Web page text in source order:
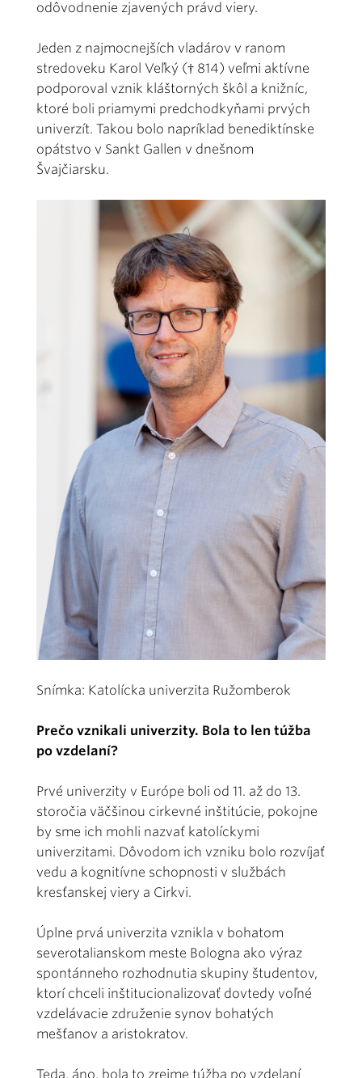
odôvodnenie zjavených právd viery.
Jeden z najmocnejších vladárov v ranom
stredoveku Karol Veľký († 814) veľmi aktívne
podporoval vznik kláštorných škôl a knižníc,
ktoré boli priamymi predchodkyňami prvých
univerzít. Takou bolo napríklad benediktínske
opátstvo v Sankt Gallen v dnešnom
Švajčiarsku.
Snímka: Katolícka univerzita Ružomberok
Prečo vznikali univerzity. Bola to len túžba
po vzdelaní?
Prvé univerzity v Európe boli od 11. až do 13.
storočia väčšinou cirkevné inštitúcie, pokojne
by sme ich mohli nazvať katolíckymi
univerzitami. Dôvodom ich vzniku bolo rozvíjať
vedu a kognitívne schopnosti v službách
kresťanskej viery a Cirkvi.
Úplne prvá univerzita vznikla v bohatom
severotalianskom meste Bologna ako výraz
spontánneho rozhodnutia skupiny študentov,
ktorí chceli inštitucionalizovať dovtedy voľné
vzdelávacie združenie synov bohatých
mešťanov a aristokratov.
Teda, áno, bola to zrejme túžba po vzdelaní